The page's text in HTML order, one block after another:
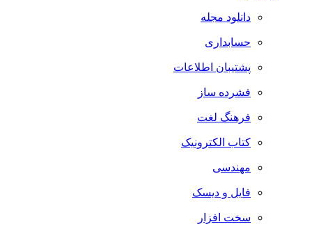
دانلود مجله
حسابداری
پشتیبان اطلاعات
فشرده ساز
فرهنگ لغت
کتاب الکترونیک
مهندسی
فایل و دیسک
سخت افزار